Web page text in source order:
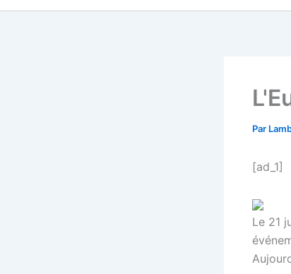
Par
[ad_1]
Le 21